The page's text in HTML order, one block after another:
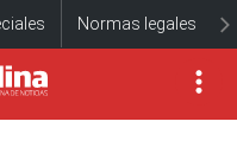
Normas legales